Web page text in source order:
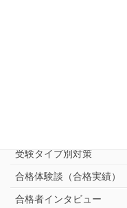
受験タイプ別対策
合格体験談（合格実績）
合格者インタビュー